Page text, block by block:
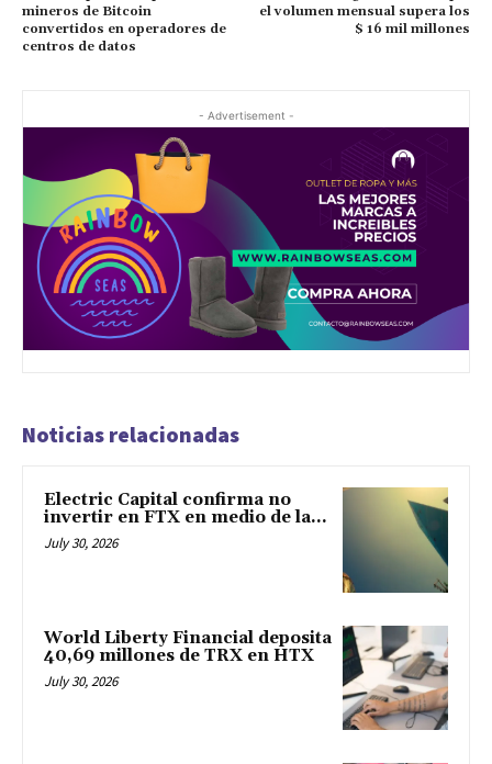
mineros de Bitcoin
convertidos en operadores de
centros de datos
el volumen mensual supera los
$ 16 mil millones
- Advertisement -
Noticias relacionadas
Electric Capital confirma no
invertir en FTX en medio de la...
July 30, 2026
World Liberty Financial deposita
40,69 millones de TRX en HTX
July 30, 2026